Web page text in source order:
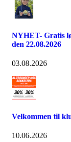
NYHET- Gratis
den 22.08.2026
03.08.2026
Velkommen til
10.06.2026